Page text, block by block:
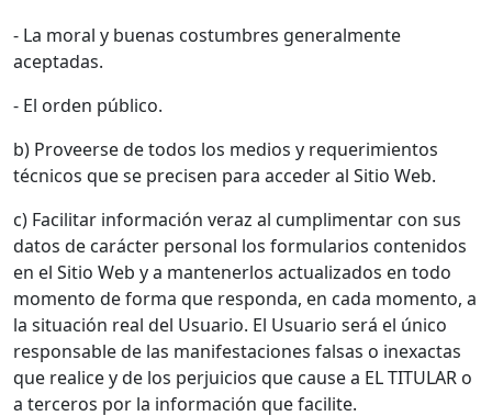
- La moral y buenas costumbres generalmente
aceptadas.
- El orden público.
b) Proveerse de todos los medios y requerimientos
técnicos que se precisen para acceder al Sitio Web.
c) Facilitar información veraz al cumplimentar con sus
datos de carácter personal los formularios contenidos
en el Sitio Web y a mantenerlos actualizados en todo
momento de forma que responda, en cada momento, a
la situación real del Usuario. El Usuario será el único
responsable de las manifestaciones falsas o inexactas
que realice y de los perjuicios que cause a EL TITULAR o
a terceros por la información que facilite.